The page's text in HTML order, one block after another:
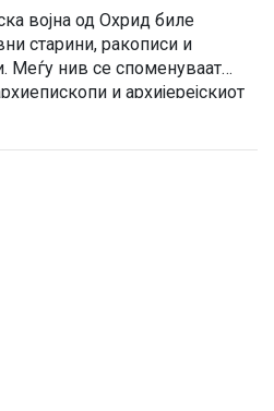
војна од Охрид биле
старини, ракописи и
Меѓу нив се споменуваат
и архијерејскиот
договор од 1913